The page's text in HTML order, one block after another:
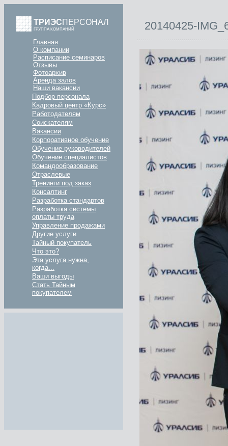
ТРИЭСПЕРСОНАЛ
ГРУППА КОМПАНИЙ
Главная
О компании
Расписание семинаров
Отзывы
Фотоархив
Аренда залов
Наши вакансии
Подбор персонала
Кадровый центр «Курс»
Работодателям
Соискателям
Вакансии
Корпоративное обучение
Обучение руководителей
Обучение специалистов
Командообразование
Отраслевые
Тренинги под заказ
Консалтинг
Разработка стандартов
Разработка системы
оплаты труда
Управление продажами
Другие услуги
Тайный покупатель
Что это?
Эта услуга нужна,
когда...
Ваши выгоды
Стать Тайным
покупателем
20140425-